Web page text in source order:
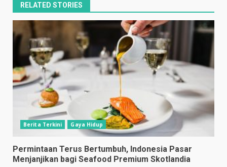
RELATED STORIES
Berita Terkini Gaya Hidup
Permintaan Terus Bertumbuh, Indonesia Pasar
Menjanjikan bagi Seafood Premium Skotlandia